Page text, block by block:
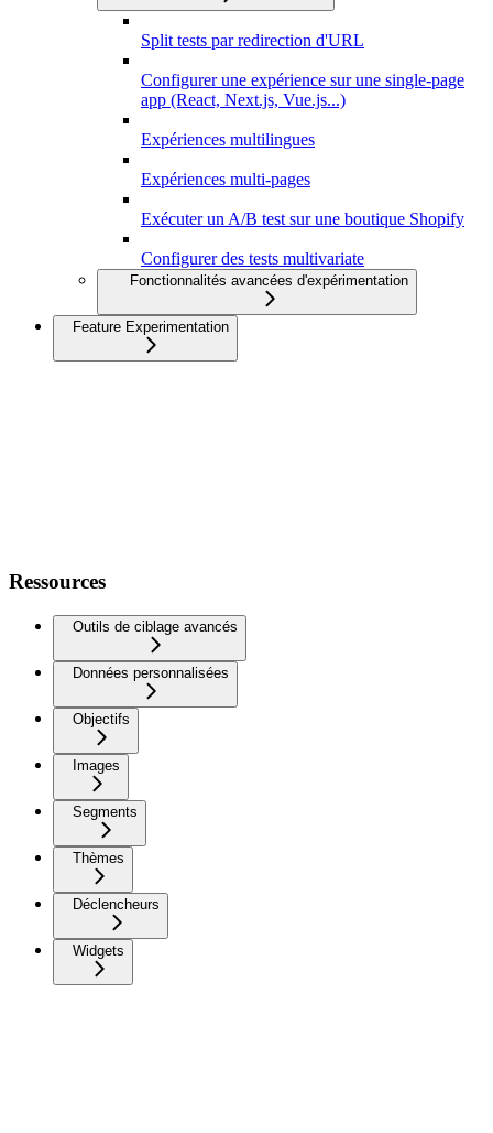
Split tests par redirection d'URL
Configurer une expérience sur une single-page
app (React, Next.js, Vue.js...)
Expériences multilingues
Expériences multi-pages
Exécuter un A/B test sur une boutique Shopify
Configurer des tests multivariate
Fonctionnalités avancées d'expérimentation
Feature Experimentation
Ressources
Outils de ciblage avancés
Données personnalisées
Objectifs
Images
Segments
Thèmes
Déclencheurs
Widgets